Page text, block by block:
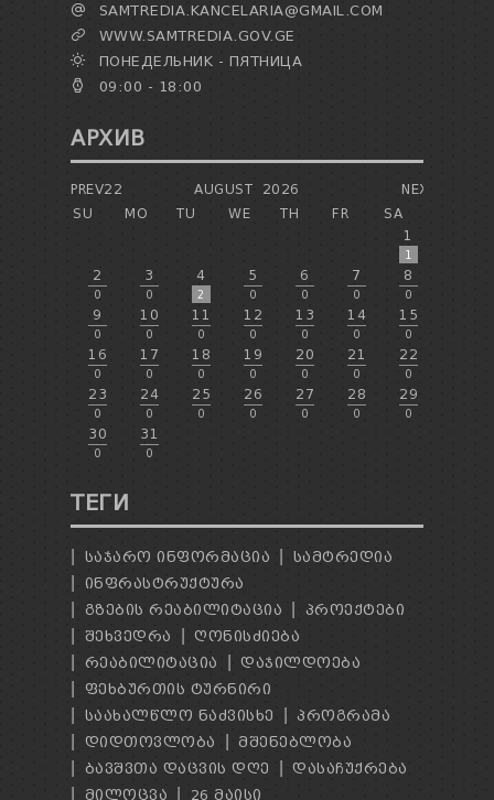
SAMTREDIA.KANCELARIA@GMAIL.COM
WWW.SAMTREDIA.GOV.GE
ПОНЕДЕЛЬНИК - ПЯТНИЦА
09:00 - 18:00
АРХИВ
PREV22 NEXT
AUGUST
2026
SU
MO TU WE TH FR
SA
1
1
2
0
3
0
4
2
5
0
6
0
7
0
8
0
9
0
10
0
11
0
12
0
13
0
14
0
15
0
16
0
17
0
18
0
19
0
20
0
21
0
22
0
23
0
24
0
25
0
26
0
27
0
28
0
29
0
30
0
31
0
ТЕГИ
ᲡᲐᲯᲐᲠᲝ ᲘᲜᲤᲝᲠᲛᲐᲪᲘᲐ
ᲡᲐᲛᲢᲠᲔᲓᲘᲐ
ᲘᲜᲤᲠᲐᲡᲢᲠᲣᲥᲢᲣᲠᲐ
ᲒᲖᲔᲑᲘᲡ ᲠᲔᲐᲑᲘᲚᲘᲢᲐᲪᲘᲐ
ᲞᲠᲝᲔᲥᲢᲔᲑᲘ
ᲨᲔᲮᲕᲔᲓᲠᲐ
ᲦᲝᲜᲘᲡᲫᲘᲔᲑᲐ
ᲠᲔᲐᲑᲘᲚᲘᲢᲐᲪᲘᲐ
ᲓᲐᲯᲘᲚᲓᲝᲔᲑᲐ
ᲤᲔᲮᲑᲣᲠᲗᲘᲡ ᲢᲣᲠᲜᲘᲠᲘ
ᲡᲐᲐᲮᲐᲚᲬᲚᲝ ᲜᲐᲫᲕᲘᲡᲮᲔ
ᲞᲠᲝᲒᲠᲐᲛᲐ
ᲓᲘᲓᲗᲝᲕᲚᲝᲑᲐ
ᲛᲨᲔᲜᲔᲑᲚᲝᲑᲐ
ᲑᲐᲕᲨᲕᲗᲐ ᲓᲐᲪᲕᲘᲡ ᲓᲦᲔ
ᲓᲐᲡᲐᲩᲣᲥᲠᲔᲑᲐ
ᲛᲘᲚᲝᲪᲕᲐ
26 ᲛᲐᲘᲡᲘ